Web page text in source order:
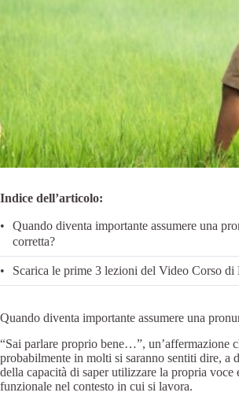
Indice dell’articolo:
Quando diventa importante assumere una
corretta?
Scarica le prime 3 lezioni del Video Corso
Quando diventa importante assumere una
“Sai parlare proprio bene…”, un’affermazione
probabilmente in molti si saranno sentiti dire, a
della capacità di saper utilizzare la propria voce
funzionale nel contesto in cui si lavora.